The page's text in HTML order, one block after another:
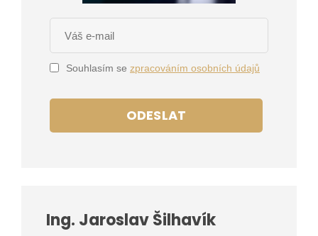
Souhlasím se zpracováním osobních údajů
ODESLAT
Ing. Jaroslav Šilhavík